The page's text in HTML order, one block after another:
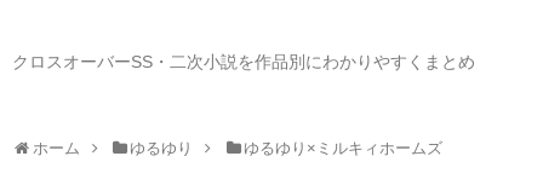
クロスオーバーSS・二次小説を作品別にわかりやすくまとめ
ホーム ゆるゆり ゆるゆり×ミルキィホームズ